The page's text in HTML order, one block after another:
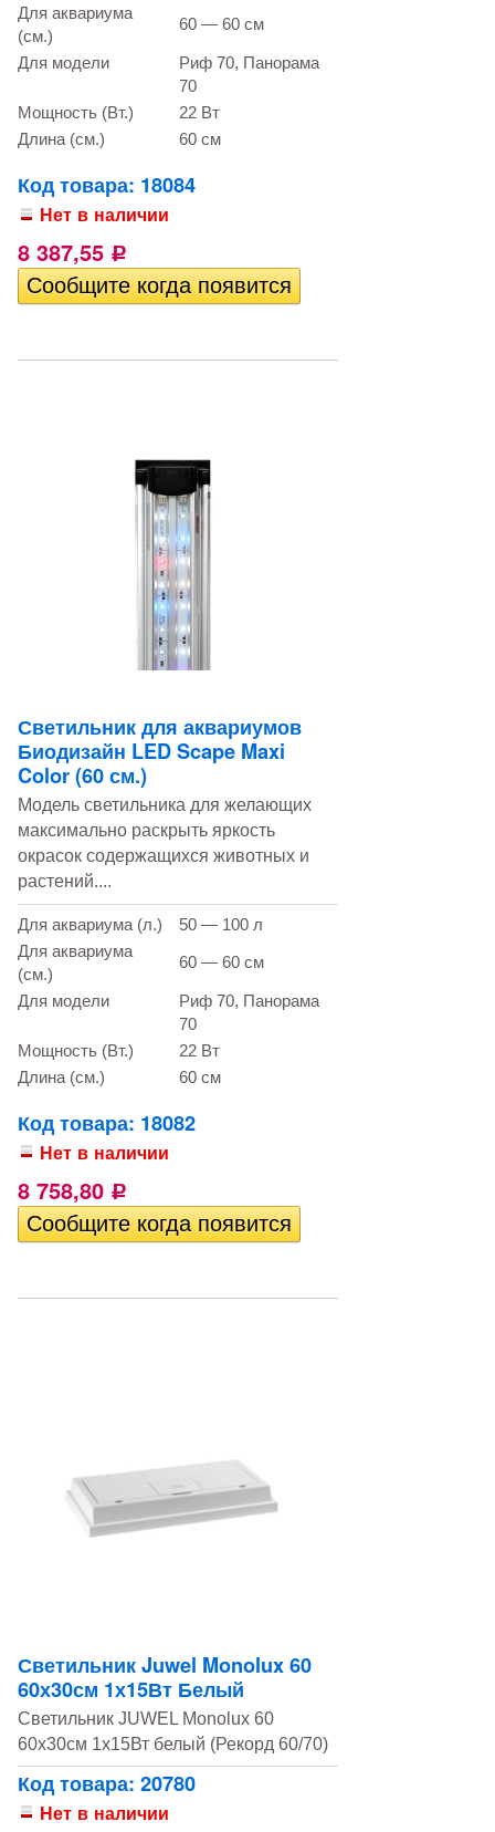
Для аквариума
(см.)
60 — 60 см
Для модели
Риф 70, Панорама
70
Мощность (Вт.)
22 Вт
Длина (см.)
60 см
Код товара: 18084
Нет в наличии
8 387,55 Р
Светильник для аквариумов
Биодизайн LED Scape Maxi
Color (60 см.)
Модель светильника для желающих
максимально раскрыть яркость
окрасок содержащихся животных и
растений....
Для аквариума (л.)
50 — 100 л
Для аквариума
(см.)
60 — 60 см
Для модели
Риф 70, Панорама
70
Мощность (Вт.)
22 Вт
Длина (см.)
60 см
Код товара: 18082
Нет в наличии
8 758,80 Р
Светильник Juwel Monolux 60
60х30см 1х15Вт Белый
Светильник JUWEL Monolux 60
60х30см 1х15Вт белый (Рекорд 60/70)
Код товара: 20780
Нет в наличии